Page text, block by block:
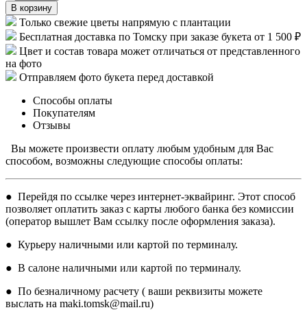
В корзину
Только свежие цветы напрямую с плантации
Бесплатная доставка по Томску при заказе букета от 1 500 ₽
Цвет и состав товара может отличаться от представленного
на фото
Отправляем фото букета перед доставкой
Способы оплаты
Покупателям
Отзывы
Вы можете произвести оплату любым удобным для Вас
способом, возможны следующие способы оплаты:
● Перейдя по ссылке через интернет-эквайринг. Этот способ
позволяет оплатить заказ с карты любого банка без комиссии
(оператор вышлет Вам ссылку после оформления заказа).
● Курьеру наличными или картой по терминалу.
● В салоне наличными или картой по терминалу.
● По безналичному расчету ( ваши реквизиты можете
выслать на maki.tomsk@mail.ru)